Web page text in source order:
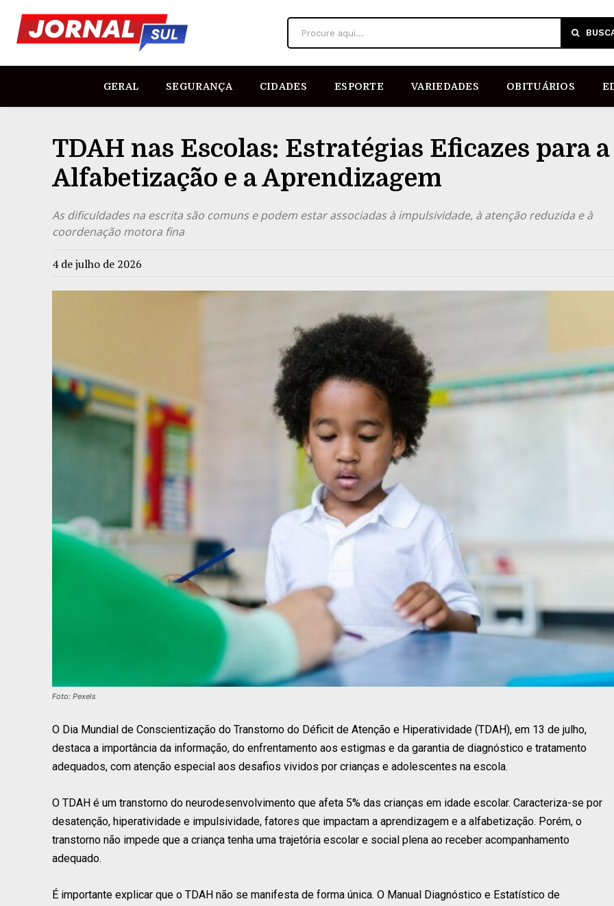
Procure aqui...
GERAL SEGURANÇA CIDADES ESPORTE VARIEDADES OBITUÁRIOS
TDAH nas Escolas: Estratégias Eficazes para a
Alfabetização e a Aprendizagem
As dificuldades na escrita são comuns e podem estar associadas à impulsividade, à atenção reduzida e à
coordenação motora fina
4 de julho de 2026
Foto: Pexels
O Dia Mundial de Conscientização do Transtorno do Déficit de Atenção e Hiperatividade (TDAH), em 13 de julho,
destaca a importância da informação, do enfrentamento aos estigmas e da garantia de diagnóstico e tratamento
adequados, com atenção especial aos desafios vividos por crianças e adolescentes na escola.
O TDAH é um transtorno do neurodesenvolvimento que afeta 5% das crianças em idade escolar. Caracteriza-se por
desatenção, hiperatividade e impulsividade, fatores que impactam a aprendizagem e a alfabetização. Porém, o
transtorno não impede que a criança tenha uma trajetória escolar e social plena ao receber acompanhamento
adequado.
É importante explicar que o TDAH não se manifesta de forma única. O Manual Diagnóstico e Estatístico de